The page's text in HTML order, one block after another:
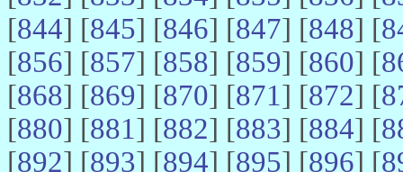
[844] [845] [846] [847] [848] [
[856] [857] [858] [859] [860] [
[868] [869] [870] [871] [872] [
[880] [881] [882] [883] [884] [
[892] [893] [894] [895] [896] [